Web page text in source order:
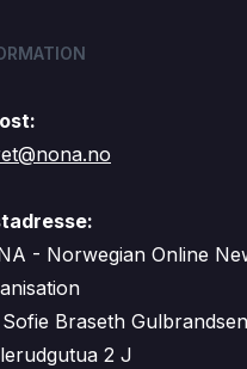
- Norwegian Online
Braseth Gulbrandsen
2 J